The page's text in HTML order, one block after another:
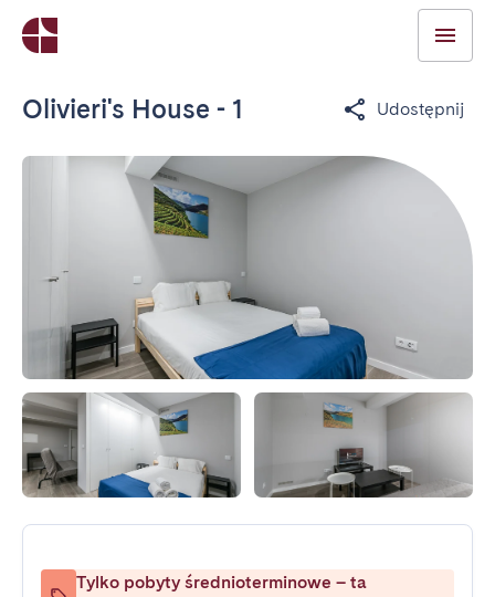
Olivieri's House - 1 Udostępnij
Tylko pobyty średnioterminowe – ta